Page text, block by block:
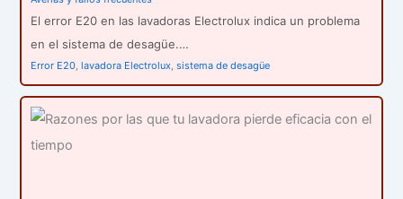
El error E20 en las lavadoras Electrolux indica un problema
en el sistema de desagüe.…
Error E20 ,lavadora Electrolux ,sistema de desagüe